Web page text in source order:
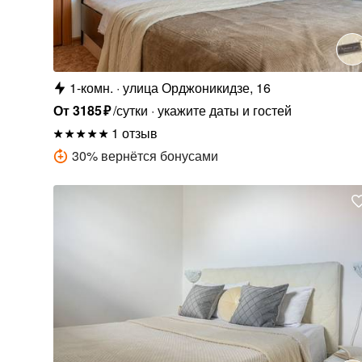
1-комн. улица Орджоникидзе, 16
От3185₽/сутки укажите даты и гостей
1 отзыв
30% вернётся бонусами